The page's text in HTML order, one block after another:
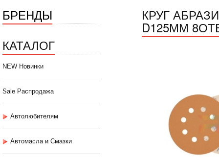
БРЕНДЫ
КАТАЛОГ
NEW Новинки
Sale Распродажа
Автолюбителям
Автомасла и Смазки
КРУГ
D125ММ